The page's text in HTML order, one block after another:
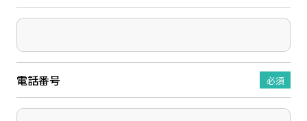
電話番号 必須